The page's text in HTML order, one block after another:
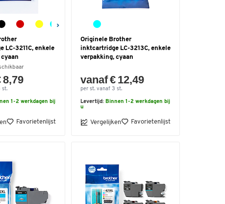
LC-3211C, enkele
8,79
st.
1-2 werkdagen bij
Favorietenlijst
Originele Brother
inktcartridge LC-3213C, enkele
verpakking, cyaan
vanaf € 12,49
per st. vanaf 3 st.
Levertijd: Binnen 1-2 werkdagen bij
u
Vergelijken Favorietenlijst